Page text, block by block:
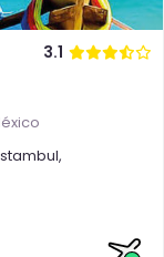
3.1
,